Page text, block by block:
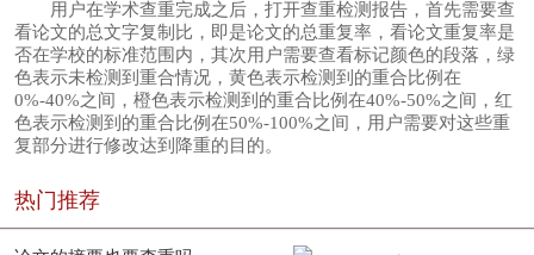
用户在学术查重完成之后，打开查重检测报告，首先需要查
看论文的总文字复制比，即是论文的总重复率，看论文重复率是
否在学校的标准范围内，其次用户需要查看标记颜色的段落，绿
色表示未检测到重合情况，黄色表示检测到的重合比例在
0%-40%之间，橙色表示检测到的重合比例在40%-50%之间，红
色表示检测到的重合比例在50%-100%之间，用户需要对这些重
复部分进行修改达到降重的目的。
热门推荐